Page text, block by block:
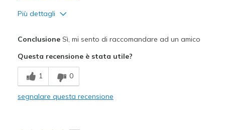
Più dettagli
Difetti
Need Break In
ConclusioneSì, mi sento di raccomandare ad un amico
Questa recensione è stata utile?
1 0
segnalare questa recensione